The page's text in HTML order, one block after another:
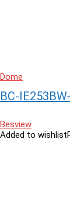
Dome
BC-
Besview
Added to wishlist